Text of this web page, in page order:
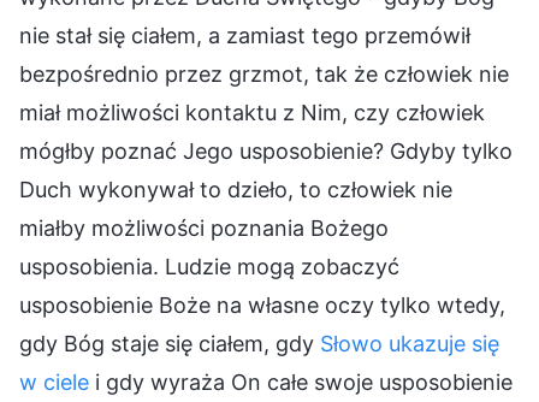
nie stał się ciałem, a zamiast tego przemówił
bezpośrednio przez grzmot, tak że człowiek nie
miał możliwości kontaktu z Nim, czy człowiek
mógłby poznać Jego usposobienie? Gdyby tylko
Duch wykonywał to dzieło, to człowiek nie
miałby możliwości poznania Bożego
usposobienia. Ludzie mogą zobaczyć
usposobienie Boże na własne oczy tylko wtedy,
gdy Bóg staje się ciałem, gdy Słowo ukazuje się
w ciele i gdy wyraża On całe swoje usposobienie